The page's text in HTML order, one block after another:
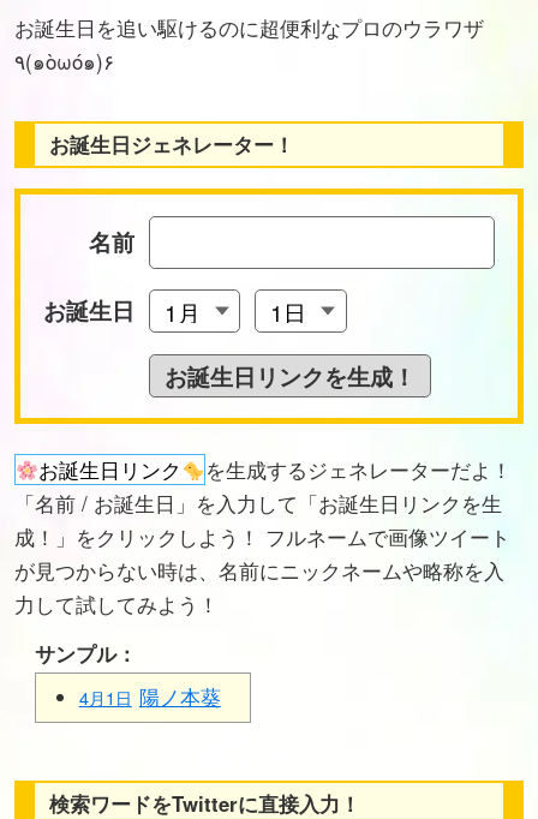
お誕生日を追い駆けるのに超便利なプロのウラワザ
٩(๑òωó๑)۶
お誕生日ジェネレーター！
名前
お誕生日
お誕生日リンク
を生成するジェネレーターだよ！
「名前 / お誕生日」を入力して「お誕生日リンクを生
成！」をクリックしよう！ フルネームで画像ツイート
が見つからない時は、名前にニックネームや略称を入
力して試してみよう！
サンプル：
4月1日 陽ノ本葵
検索ワードをTwitterに直接入力！